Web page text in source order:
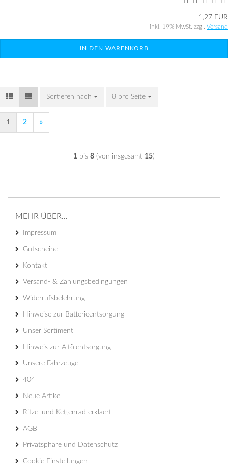
1,27 EUR
inkl. 19% MwSt. zzgl. Versand
IN DEN WARENKORB
Sortieren nach
Sortieren nach 8 pro Seite
pro Seite
1 2 »
1 bis 8 (von insgesamt 15)
MEHR ÜBER...
Impressum
Gutscheine
Kontakt
Versand- & Zahlungsbedingungen
Widerrufsbelehrung
Hinweise zur Batterieentsorgung
Unser Sortiment
Hinweis zur Altölentsorgung
Unsere Fahrzeuge
404
Neue Artikel
Ritzel und Kettenrad erklaert
AGB
Privatsphäre und Datenschutz
Cookie Einstellungen